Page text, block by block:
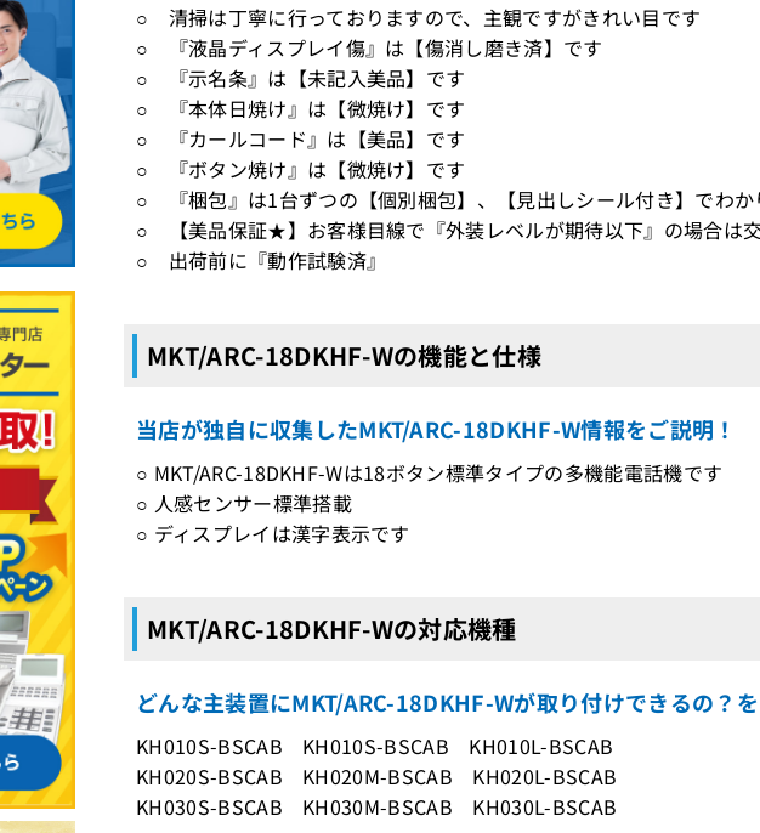
○ 清掃は丁寧に行っておりますので、主観ですがきれい目です
○ 『液晶ディスプレイ傷』は【傷消し磨き済】です
○ 『示名条』は【未記入美品】です
○ 『本体日焼け』は【微焼け】です
○ 『カールコード』は【美品】です
○ 『ボタン焼け』は【微焼け】です
○ 『梱包』は1台ずつの【個別梱包】、【見出しシール付き】でわか
○ 【美品保証★】お客様目線で『外装レベルが期待以下』の場合は
○ 出荷前に『動作試験済』
MKT/ARC-18DKHF-Wの機能と仕様
当店が独自に収集したMKT/ARC-18DKHF-W情報をご説明！
○ MKT/ARC-18DKHF-Wは18ボタン標準タイプの多機能電話機です
○ 人感センサー標準搭載
○ ディスプレイは漢字表示です
MKT/ARC-18DKHF-Wの対応機種
どんな主装置にMKT/ARC-18DKHF-Wが取り付けできるの？
KH010S-BSCAB KH010S-BSCAB KH010L-BSCAB
KH020S-BSCAB KH020M-BSCAB KH020L-BSCAB
KH030S-BSCAB KH030M-BSCAB KH030L-BSCAB